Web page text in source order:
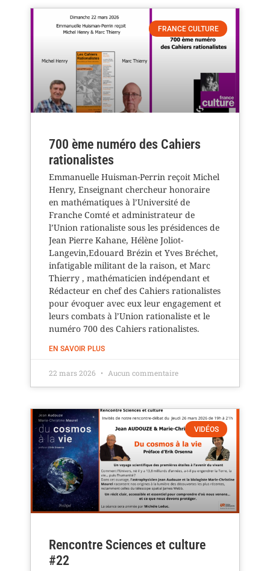
FRANCE CULTURE
700 ème numéro des Cahiers
rationalistes
Emmanuelle Huisman-Perrin reçoit Michel
Henry, Enseignant chercheur honoraire
en mathématiques à l’Université de
Franche Comté et administrateur de
l’Union rationaliste sous les présidences de
Jean Pierre Kahane, Hélène Joliot-
Langevin,Edouard Brézin et Yves Bréchet,
infatigable militant de la raison, et Marc
Thierry , mathématicien indépendant et
Rédacteur en chef des Cahiers rationalistes
pour évoquer avec eux leur engagement et
leurs combats à l’Union rationaliste et le
numéro 700 des Cahiers rationalistes.
EN SAVOIR PLUS
22 mars 2026 Aucun commentaire
VIDÉOS
Rencontre Sciences et culture
#22